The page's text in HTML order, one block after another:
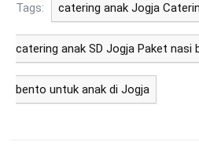
Tags: catering anak Jogja
catering anak SD Jogja Paket nasi
bento untuk anak di Jogja